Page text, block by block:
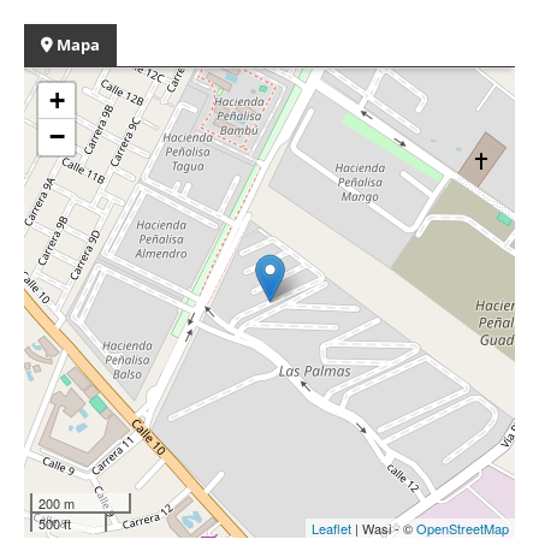
Mapa
+
−
200 m
500 ft
Leaflet | Wasi - ©OpenStreetMap